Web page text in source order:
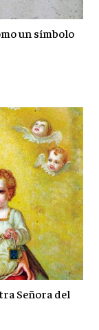
un símbolo
Señora del